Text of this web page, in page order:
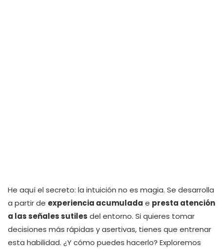
He aquí el secreto: la intuición no es magia. Se desarrolla
a partir de experiencia acumulada e presta atención
a las señales sutiles del entorno. Si quieres tomar
decisiones más rápidas y asertivas, tienes que entrenar
esta habilidad. ¿Y cómo puedes hacerlo? Exploremos